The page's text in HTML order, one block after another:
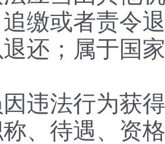
缴或者责令
还；属于国
违法行为获
、待遇、资